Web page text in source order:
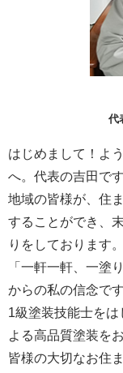
代
はじめまして！よ
へ。代表の吉田です
地域の皆様が、住
することができ、
りをしております。
「一軒一軒、一塗
からの私の信念です
1級塗装技能士を
よる高品質塗装を
皆様の大切なお住